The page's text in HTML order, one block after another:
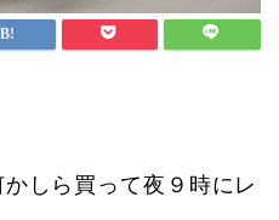
しら買って夜９時にレ